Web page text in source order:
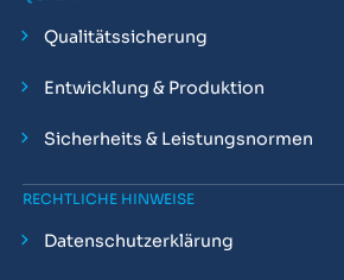
Qualitätssicherung
Entwicklung & Produktion
Sicherheits & Leistungsnormen
RECHTLICHE HINWEISE
Datenschutzerklärung